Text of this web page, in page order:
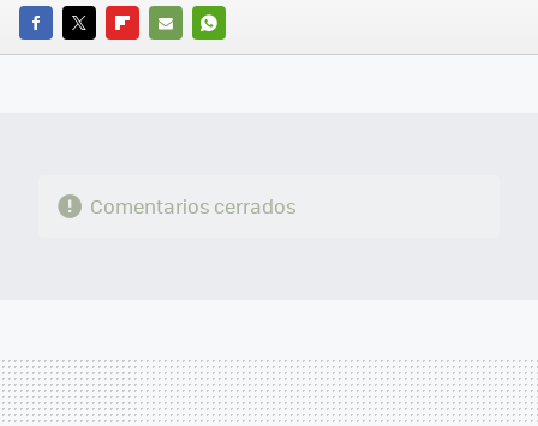
FACEBOOK
TWITTERFLIPBOARD
E-
WHATSAPP
Comentarios cerrados